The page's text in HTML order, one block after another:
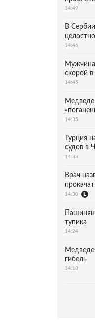
14:49
В
14:46
скорой в
14:45
14:35
Турция
судов в
14:33
Врач
14:30
тупика
14:24
гибель
14:18